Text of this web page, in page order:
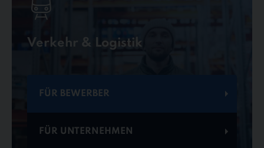
Verkehr & Logistik
FÜR BEWERBER
FÜR UNTERNEHMEN